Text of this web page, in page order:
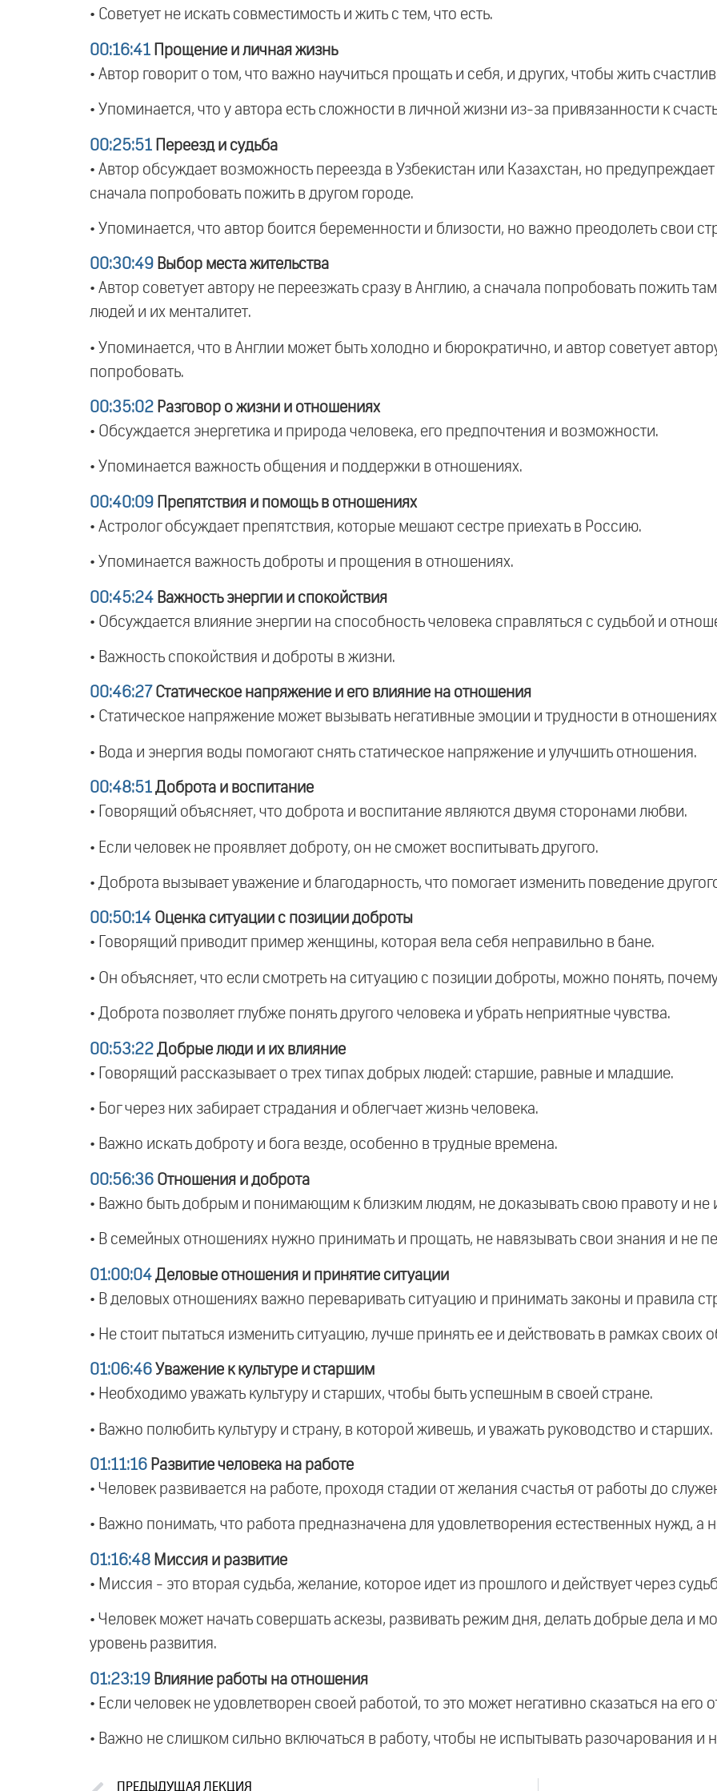
• Советует не искать совместимость и жить с тем, что есть.
00:16:41 Прощение и личная жизнь
• Автор говорит о том, что важно научиться прощать и себя, и других, чтобы жить
• Упоминается, что у автора есть сложности в личной жизни из-за привязанности к
00:25:51 Переезд и судьба
• Автор обсуждает возможность переезда в Узбекистан или Казахстан, но
сначала попробовать пожить в другом городе.
• Упоминается, что автор боится беременности и близости, но важно преодолеть свои
00:30:49 Выбор места жительства
• Автор советует автору не переезжать сразу в Англию, а сначала попробовать пожить
людей и их менталитет.
• Упоминается, что в Англии может быть холодно и бюрократично, и автор советует
попробовать.
00:35:02 Разговор о жизни и отношениях
• Обсуждается энергетика и природа человека, его предпочтения и возможности.
• Упоминается важность общения и поддержки в отношениях.
00:40:09 Препятствия и помощь в отношениях
• Астролог обсуждает препятствия, которые мешают сестре приехать в Россию.
• Упоминается важность доброты и прощения в отношениях.
00:45:24 Важность энергии и спокойствия
• Обсуждается влияние энергии на способность человека справляться с судьбой и
• Важность спокойствия и доброты в жизни.
00:46:27 Статическое напряжение и его влияние на отношения
• Статическое напряжение может вызывать негативные эмоции и трудности в
• Вода и энергия воды помогают снять статическое напряжение и улучшить отношения.
00:48:51 Доброта и воспитание
• Говорящий объясняет, что доброта и воспитание являются двумя сторонами любви.
• Если человек не проявляет доброту, он не сможет воспитывать другого.
• Доброта вызывает уважение и благодарность, что помогает изменить поведение
00:50:14 Оценка ситуации с позиции доброты
• Говорящий приводит пример женщины, которая вела себя неправильно в бане.
• Он объясняет, что если смотреть на ситуацию с позиции доброты, можно понять,
• Доброта позволяет глубже понять другого человека и убрать неприятные чувства.
00:53:22 Добрые люди и их влияние
• Говорящий рассказывает о трех типах добрых людей: старшие, равные и младшие.
• Бог через них забирает страдания и облегчает жизнь человека.
• Важно искать доброту и бога везде, особенно в трудные времена.
00:56:36 Отношения и доброта
• Важно быть добрым и понимающим к близким людям, не доказывать свою правоту и не
• В семейных отношениях нужно принимать и прощать, не навязывать свои знания и не
01:00:04 Деловые отношения и принятие ситуации
• В деловых отношениях важно переваривать ситуацию и принимать законы и правила
• Не стоит пытаться изменить ситуацию, лучше принять ее и действовать в рамках своих
01:06:46 Уважение к культуре и старшим
• Необходимо уважать культуру и старших, чтобы быть успешным в своей стране.
• Важно полюбить культуру и страну, в которой живешь, и уважать руководство и старших.
01:11:16 Развитие человека на работе
• Человек развивается на работе, проходя стадии от желания счастья от работы до
• Важно понимать, что работа предназначена для удовлетворения естественных нужд, а
01:16:48 Миссия и развитие
• Миссия - это вторая судьба, желание, которое идет из прошлого и действует через
• Человек может начать совершать аскезы, развивать режим дня, делать добрые дела и
уровень развития.
01:23:19 Влияние работы на отношения
• Если человек не удовлетворен своей работой, то это может негативно сказаться на его
• Важно не слишком сильно включаться в работу, чтобы не испытывать разочарования и
ПРЕДЫДУЩАЯ ЛЕКЦИЯ